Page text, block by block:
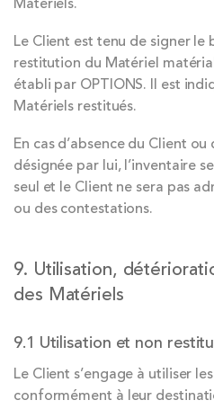
Le Client est tenu de signer
restitution du Matériel
établi par OPTIONS. Il est
Matériels restitués.
En cas d’absence du Client
désignée par lui, l’inventaire
seul et le Client ne sera pas
ou des contestations.
9. Utilisation,
des Matériels
9.1 Utilisation et non
Le Client s’engage à utiliser
conformément à leur